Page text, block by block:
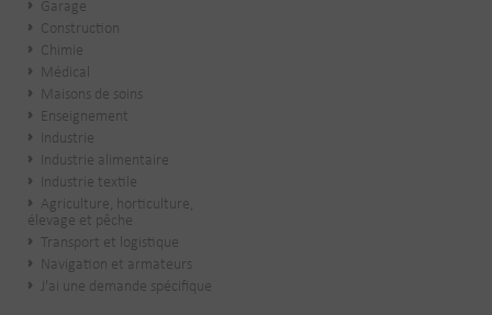
Garage
Construction
Chimie
Médical
Maisons de soins
Enseignement
Industrie
Industrie alimentaire
Industrie textile
Agriculture, horticulture,
élevage et pêche
Transport et logistique
Navigation et armateurs
J'ai une demande spécifique